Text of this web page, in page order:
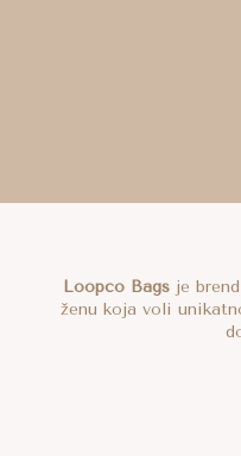
Loopco Bagsje brend
ženu koja voli